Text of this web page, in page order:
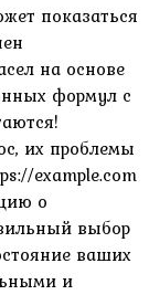
показаться
на основе
формул с
их проблемы
example.com
о
выбор
ваших
и